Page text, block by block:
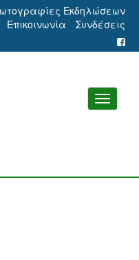
Εκδηλώσεων
Επικοινωνία Συνδέσεις